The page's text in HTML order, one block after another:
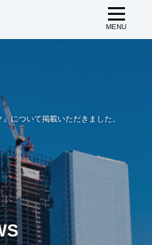
について掲載いただきました。